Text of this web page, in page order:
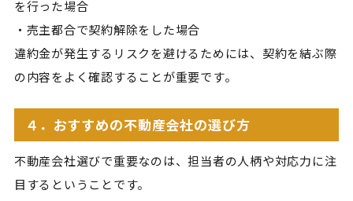
を行った場合
・売主都合で契約解除をした場合
違約金が発生するリスクを避けるためには、契約を結ぶ際
の内容をよく確認することが重要です。
４．おすすめの不動産会社の選び方
不動産会社選びで重要なのは、担当者の人柄や対応力に注
目するということです。